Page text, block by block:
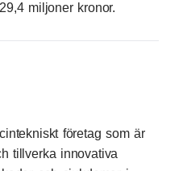
miljoner kronor.
företag som är
tillverka innovativa